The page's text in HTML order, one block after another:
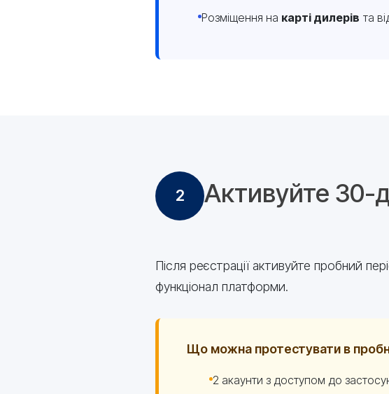
Розміщення на карті дилерів та
2 Активуйте 30-
Після реєстрації активуйте пробний
функціонал платформи.
Що можна протестувати в
2 акаунти з доступом до